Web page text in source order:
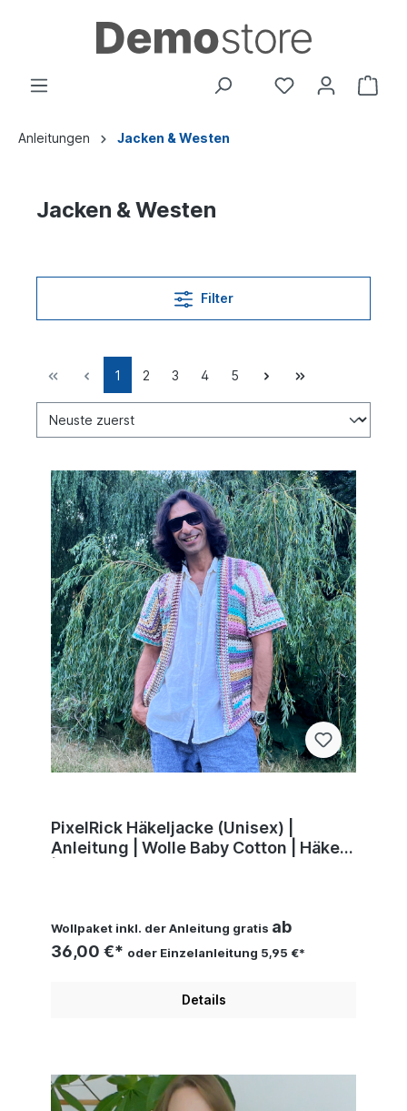
Anleitungen Jacken & Westen
Jacken & Westen
Filter
1 2 3 4 5
PixelRick Häkeljacke (Unisex) |
Anleitung | Wolle Baby Cotton | Häkeln
Wollpaket inkl. der Anleitung gratis ab
36,00 €* oder Einzelanleitung 5,95 €*
Details